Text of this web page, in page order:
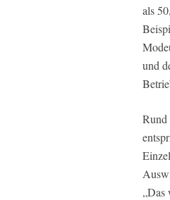
als
und
Rund
„Das